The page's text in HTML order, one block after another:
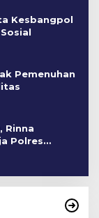
Kesbangpol
Pemenuhan
Rinna
Polres